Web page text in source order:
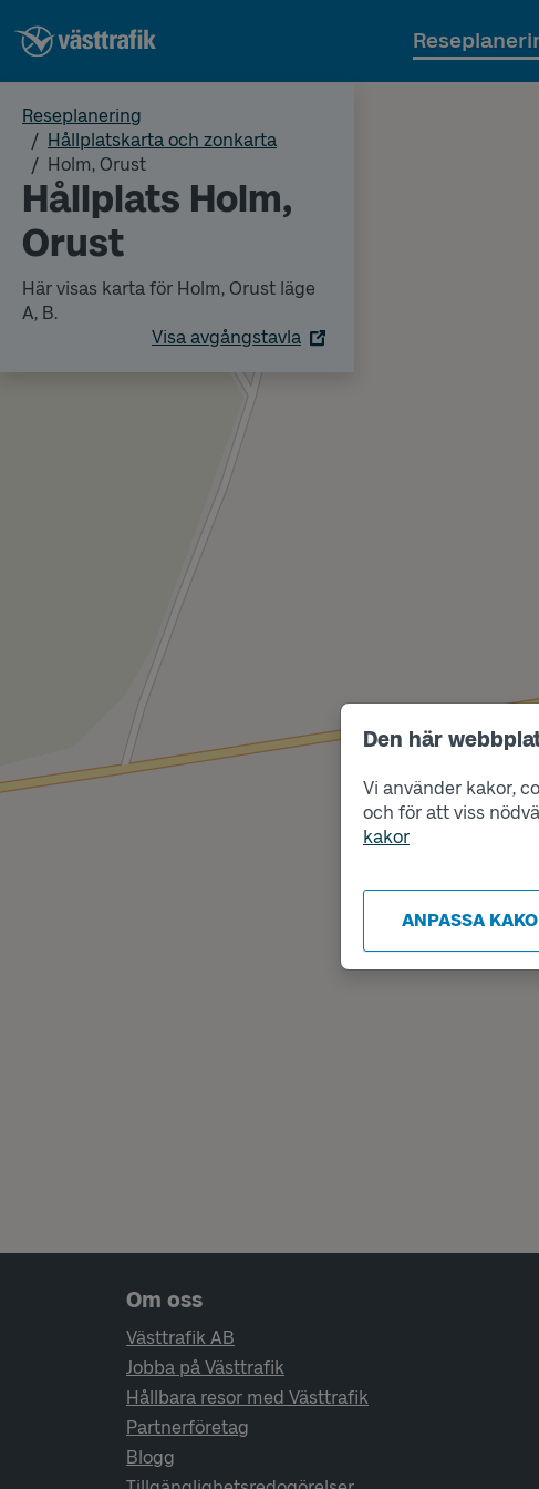
Den här
Vi använder kakor,
och för att viss
kakor
ANPASSA
Reseplanering
Hållplatskarta och zonkarta
Holm, Orust
Hållplats Holm,
Orust
Här visas karta för Holm, Orust läge
A, B.
Visa avgångstavla
Sidfotsnavigering
Om oss
Västtrafik AB
Jobba på Västtrafik
Hållbara resor med Västtrafik
Partnerföretag
Blogg